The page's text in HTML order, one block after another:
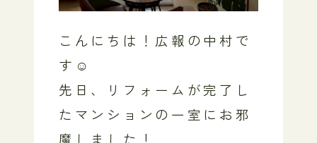
こんにちは！広報の中村で
す☺️
先日、リフォームが完了し
たマンションの一室にお邪
魔しました！